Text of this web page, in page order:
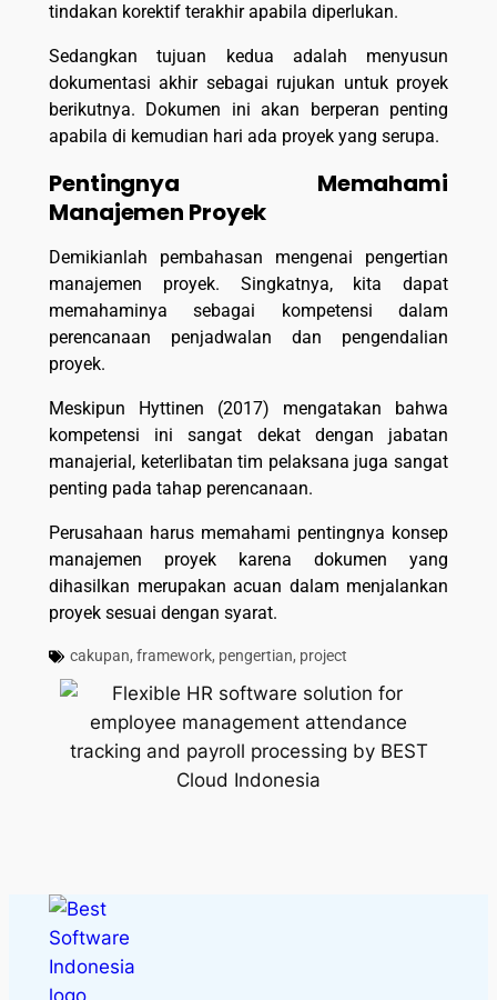
tindakan korektif terakhir apabila diperlukan.
Sedangkan tujuan kedua adalah menyusun
dokumentasi akhir sebagai rujukan untuk proyek
berikutnya. Dokumen ini akan berperan penting
apabila di kemudian hari ada proyek yang serupa.
Pentingnya Memahami
Manajemen Proyek
Demikianlah pembahasan mengenai pengertian
manajemen proyek. Singkatnya, kita dapat
memahaminya sebagai kompetensi dalam
perencanaan penjadwalan dan pengendalian
proyek.
Meskipun Hyttinen (2017) mengatakan bahwa
kompetensi ini sangat dekat dengan jabatan
manajerial, keterlibatan tim pelaksana juga sangat
penting pada tahap perencanaan.
Perusahaan harus memahami pentingnya konsep
manajemen proyek karena dokumen yang
dihasilkan merupakan acuan dalam menjalankan
proyek sesuai dengan syarat.
cakupan, framework, pengertian, project